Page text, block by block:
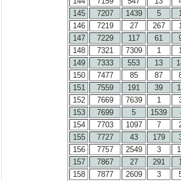
145
7207 1439 5
146
7219 27 267
147
7229 117 61
148
7321 7309 1
149
7333 553 13
150
7477 85 87
151
7559 191 39
152
7669 7639 1
153
7699 5 1539
154
7703 1097 7
155
7727 43 179
156
7757 2549 3
157
7867 27 291
158
7877 2609 3